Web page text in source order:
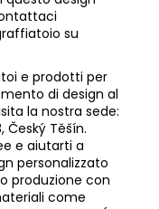
su
e prodotti per
di design al
la nostra sede:
Český Těšín.
e aiutarti a
personalizzato
produzione con
come